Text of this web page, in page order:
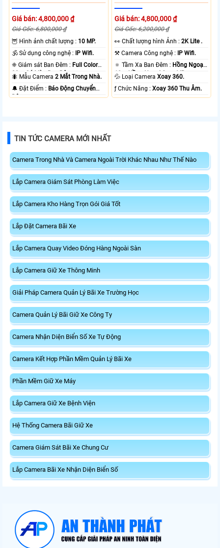
Giá bán: 4,800,000 ₫
Giá Gốc: 6,800,000 ₫
🦉 Hình ảnh chất lượng : 10 MP.
🕉️ Sử dụng công nghệ : IP Wifi.
❈ Giám sát Ban Đêm : Full Color
20m Có Màu Ban Ðêm.
🐜 Mẫu Camera2 Mắt Trong Nhà.
️🔔 Đặt Điểm : Báo Động Chuyển
Động.
Giá bán: 4,800,000 ₫
Giá Gốc: 6,200,000 ₫
️👀 Chất lượng hình Ảnh :2K Lite .
⚒ Camera Công nghệ : IP Wifi.
🔅 Tầm Xa Ban Đêm : Hồng Ngoại
10m Hồng Ngoại Smart IR.
💦 Loại CameraXoay 360.
️ƒ Chức Năng :Xoay 360 Thu Âm.
TIN TỨC CAMERA MỚI NHẤT
Camera Trong Nhà Và Camera Ngoài Trời Khác Nhau Như Thế Nào
Lắp Camera Giám Sát Phòng Làm Việc
Lắp Camera Kho Hàng Trọn Gói Giá Tốt
Lắp Đặt Camera Bãi Xe
Lắp Camera Quay Video Đóng Hàng Ngoài Sàn
Lắp Camera Giữ Xe Thông Minh
Giải Pháp Camera Quản Lý Bãi Xe Trường Học
Camera Quản Lý Bãi Giữ Xe Công Ty
Camera Nhận Diện Biển Số Xe Tự Động
Camera Kết Hợp Phần Mềm Quản Lý Bãi Xe
Phần Mềm Giữ Xe Máy
Lắp Camera Giữ Xe Bệnh Viện
Hệ Thống Camera Bãi Giữ Xe
Camera Giám Sát Bãi Xe Chung Cư
Lắp Camera Bãi Xe Nhận Diện Biển Số